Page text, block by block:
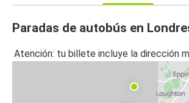
Paradas de autobús en
Atención: tu billete incluye la dirección